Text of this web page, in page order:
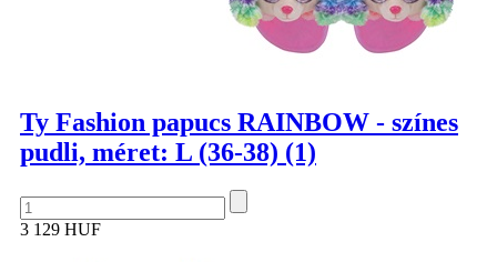
Ty Fashion papucs RAINBOW - színes
pudli, méret: L (36-38) (1)
3 129 HUF